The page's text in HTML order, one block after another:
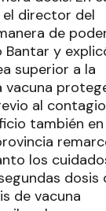
el director del
de
Bantar y
superior a la
vacuna
al
también en
los
dosis
de vacuna